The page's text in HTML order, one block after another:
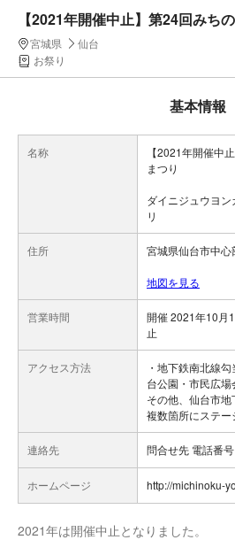
【2021年開催中止】第24回みち
宮城県
仙台
お祭り
基本情報
名称
【2021年開催中
まつり
ダイニジュウヨ
リ
住所 宮城県仙台市中心
地図を見る
営業時間
開催 2021年10月
止
アクセス方法
・地下鉄南北線
台公園・市民広場
その他、仙台市
複数箇所にステー
連絡先 問合せ先 電話番
ホームページ http://michinoku-
2021年は開催中止となりました。